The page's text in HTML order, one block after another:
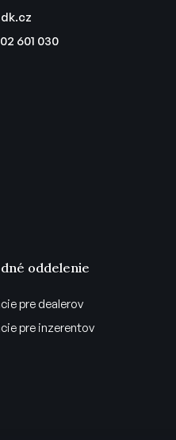
601 030
oddelenie
pre dealerov
pre inzerentov